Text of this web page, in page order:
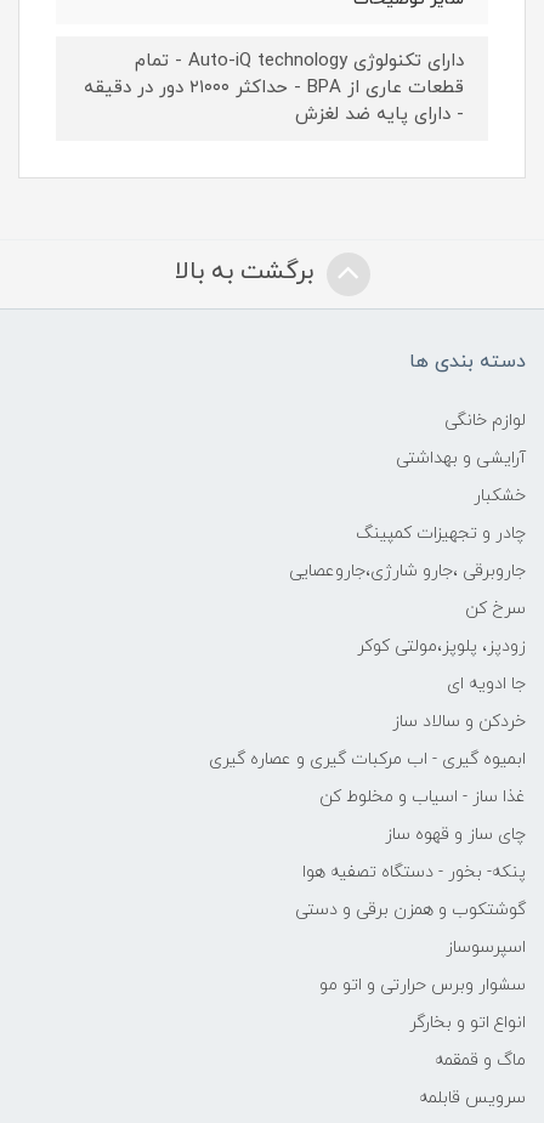
دارای تکنولوژی Auto-iQ technology - تمام
قطعات عاری از BPA - حداکثر ۲۱۰۰۰ دور در دقیقه
- دارای پایه ضد لغزش
برگشت به بالا
دسته بندی ها
لوازم خانگی
آرایشی و بهداشتی
خشکبار
چادر و تجهیزات کمپینگ
جاروبرقی ،جارو شارژی،جاروعصایی
سرخ کن
زودپز، پلوپز،مولتی کوکر
جا ادویه ای
خردکن و سالاد ساز
ابمیوه گیری - اب مرکبات گیری و عصاره گیری
غذا ساز - اسیاب و مخلوط کن
چای ساز و قهوه ساز
پنکه- بخور - دستگاه تصفیه هوا
گوشتکوب و همزن برقی و دستی
اسپرسوساز
سشوار وبرس حرارتی و اتو مو
انواع اتو و بخارگر
ماگ و قمقمه
سرویس قابلمه